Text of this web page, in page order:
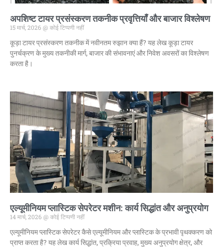
अपशिष्ट टायर प्रसंस्करण तकनीक प्रवृत्तियाँ और बाजार विश्लेषण
15 मार्च, 2026
कोई टिप्पणी नहीं
कूड़ा टायर प्रसंस्करण तकनीक में नवीनतम रुझान क्या हैं? यह लेख कूड़ा टायर
पुनर्चक्रण के मुख्य तकनीकी मार्ग, बाजार की संभावनाएं और निवेश अवसरों का विश्लेषण
करता है।
एल्यूमीनियम प्लास्टिक सेपरेटर मशीन: कार्य सिद्धांत और अनुप्रयोग
14 मार्च, 2026
कोई टिप्पणी नहीं
एल्यूमीनियम प्लास्टिक सेपरेटर कैसे एल्यूमीनियम और प्लास्टिक के प्रभावी पृथक्करण को
प्राप्त करता है? यह लेख कार्य सिद्धांत, प्रक्रिया प्रवाह, मुख्य अनुप्रयोग क्षेत्र, और